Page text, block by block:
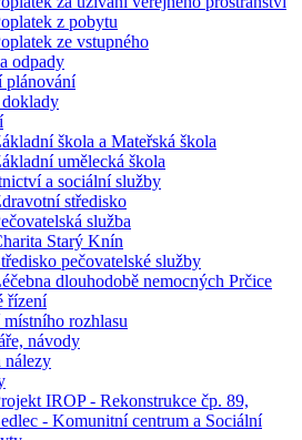
z pobytu
ze vstupného
odpady
plánování
škola a Mateřská škola
umělecká škola
a sociální služby
středisko
služba
Starý Knín
pečovatelské služby
dlouhodobě nemocných Prčice
řízení
rozhlasu
návody
nálezy
IROP - Rekonstrukce čp. 89,
- Komunitní centrum a Sociální